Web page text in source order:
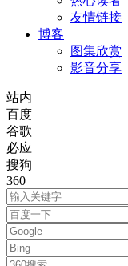
友情链接
博客
图集欣赏
影音分享
站内
百度
谷歌
必应
搜狗
360